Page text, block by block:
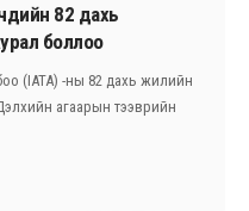
82 дахь
боллоо
(IATA) -ны 82 дахь жилийн
агаарын тээврийн